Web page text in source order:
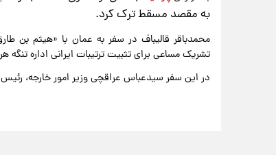
به مقصد مسقط ترک کرد.
محمدباقر قالیباف در سفر به عمان با «هیثم بن
تشریک مساعی برای تثبیت ترتیبات ایرانی اداره
در این سفر سیدعباس عراقچی وزیر امور خارجه،